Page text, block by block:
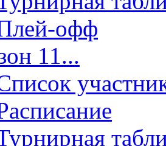
офф
11...